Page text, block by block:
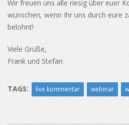
Wir freuen uns alle riesig über euer
wünschen, wenn Ihr uns durch eure
belohnt!
Viele Grüße,
Frank und Stefan
TAGS: live kommentar webinar